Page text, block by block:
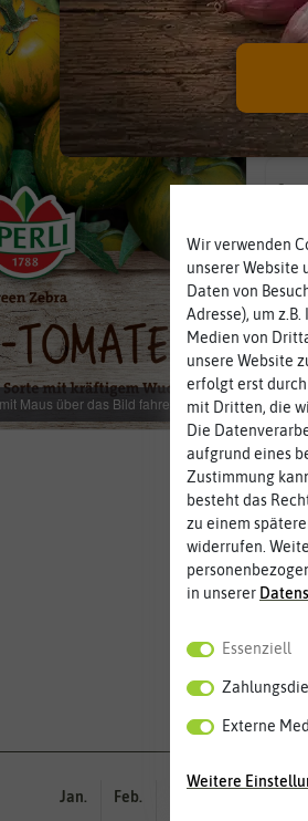
Maus über das Bild fahren
Der
Die
sie
Jan. Feb.
Wir verwenden
unserer Website
Daten von
Adresse), um
Medien von
unsere Website
erfolgt erst
mit Dritten, die
Die
aufgrund eines
Zustimmung
besteht das
zu einem
widerrufen.
in unserer
Essenziell
Externe
Weitere